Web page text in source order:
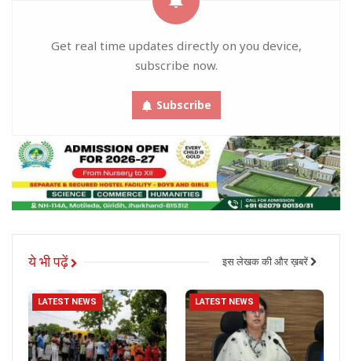
Get real time updates directly on you device,
subscribe now.
Subscribe
ये भी पढ़ें इस लेखक की और ख़बरें
LATEST NEWS LATEST NEWS